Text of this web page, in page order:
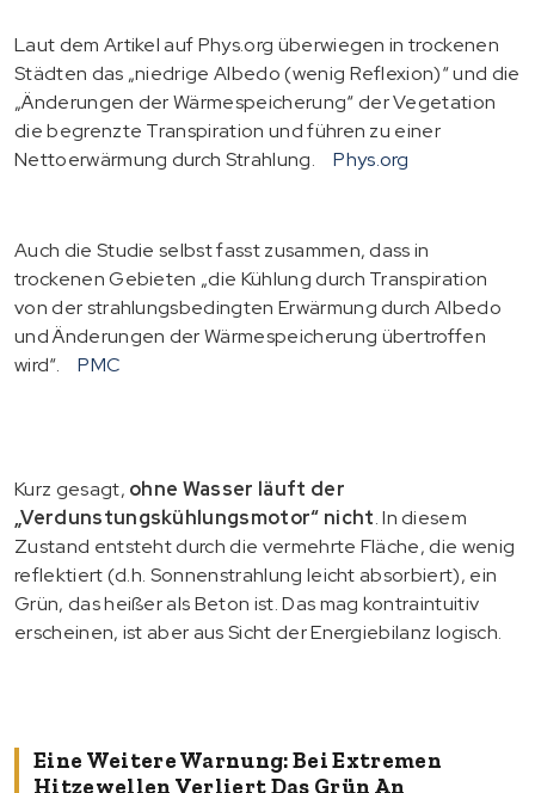
Laut dem Artikel auf Phys.org überwiegen in trockenen
Städten das „niedrige Albedo (wenig Reflexion)“ und die
„Änderungen der Wärmespeicherung“ der Vegetation
die begrenzte Transpiration und führen zu einer
Nettoerwärmung durch Strahlung.
Phys.org
Auch die Studie selbst fasst zusammen, dass in
trockenen Gebieten „die Kühlung durch Transpiration
von der strahlungsbedingten Erwärmung durch Albedo
und Änderungen der Wärmespeicherung übertroffen
wird“.
PMC
Kurz gesagt, ohne Wasser läuft der
„Verdunstungskühlungsmotor“ nicht. In diesem
Zustand entsteht durch die vermehrte Fläche, die wenig
reflektiert (d.h. Sonnenstrahlung leicht absorbiert), ein
Grün, das heißer als Beton ist. Das mag kontraintuitiv
erscheinen, ist aber aus Sicht der Energiebilanz logisch.
Eine Weitere Warnung: Bei Extremen
Hitzewellen Verliert Das Grün An